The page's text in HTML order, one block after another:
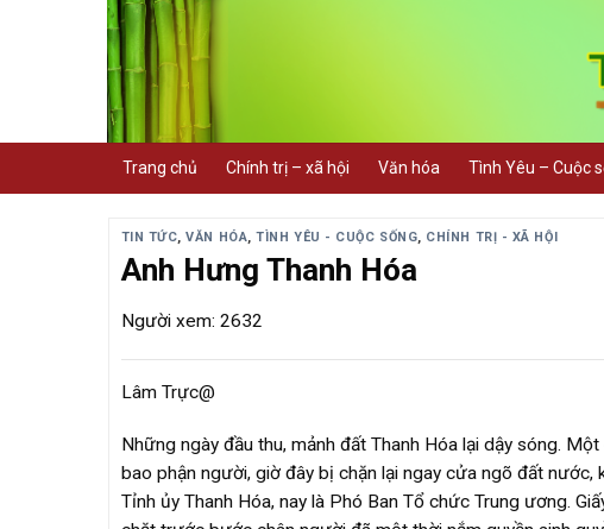
Trang chủ Chính trị – xã hội Văn hóa Tình Yêu – Cuộc
TIN TỨC,VĂN HÓA,TÌNH YÊU - CUỘC SỐNG, CHÍNH TRỊ - XÃ HỘI
Anh Hưng Thanh Hóa
Người xem: 2632
Lâm Trực@
Những ngày đầu thu, mảnh đất Thanh Hóa lại dậy sóng.
bao phận người, giờ đây bị chặn lại ngay cửa ngõ đất
Tỉnh ủy Thanh Hóa, nay là Phó Ban Tổ chức Trung ương.